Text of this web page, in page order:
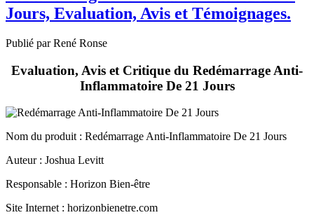
Publié par René Ronse
Evaluation, Avis et Critique du Redémarrage Anti-
Inflammatoire De 21 Jours
Nom du produit : Redémarrage Anti-Inflammatoire De 21 Jours
Auteur : Joshua Levitt
Responsable : Horizon Bien-être
Site Internet : horizonbienetre.com
Langue : Français